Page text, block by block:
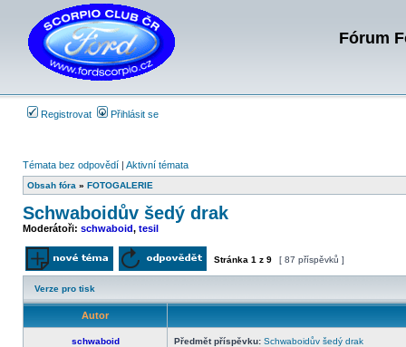
Fórum
Registrovat Přihlásit se
Témata bez odpovědí | Aktivní témata
Obsah fóra » FOTOGALERIE
Schwaboidův šedý drak
Moderátoři: schwaboid, tesil
Odeslat nové téma Odpovědět na téma
Stránka 1 z 9 [ 87 příspěvků ]
Verze pro tisk
Autor
schwaboid Předmět příspěvku: Schwaboidův šedý drak